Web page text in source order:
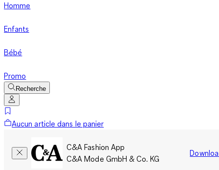
Homme
Enfants
Bébé
Promo
Recherche
Aucun article dans le panier
C&A Fashion App
C&A Mode GmbH & Co. KG